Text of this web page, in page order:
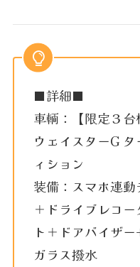
■詳細■
車輌：【限定３
ウェイスターG
ィション
装備：スマホ連
＋ドライブレコ
ト＋ドアバイザ
ガラス撥水